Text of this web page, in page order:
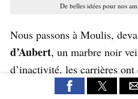
De belles idées pour nos
Nous passons à Moulis,
d’Aubert, un marbre noir
d’inactivité, les carrières ont
exploitées depuis une